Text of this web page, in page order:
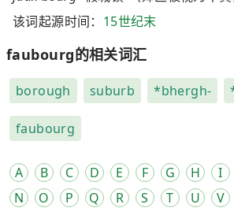
该词起源时间： 15世纪末
faubourg的相关词汇
borough suburb *bhergh-
faubourg
A B C D E F G H I
N
O P Q R S T U V